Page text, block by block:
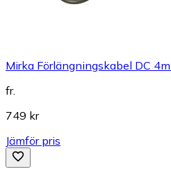
Mirka Förlängningskabel DC
fr.
749 kr
Jämför pris